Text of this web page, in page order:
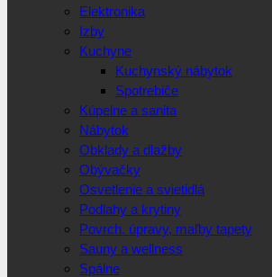
Elektronika
Izby
Kuchyne
Kuchynský nábytok
Spotrebiče
Kúpelne a sanita
Nábytok
Obklady a dlažby
Obývačky
Osvetlenie a svietidlá
Podlahy a krytiny
Povrch. úpravy, maľby tapety
Sauny a wellness
Spálne